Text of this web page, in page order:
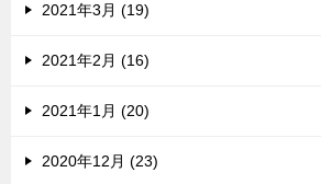
2021年3月 (19)
2021年2月 (16)
2021年1月 (20)
2020年12月 (23)